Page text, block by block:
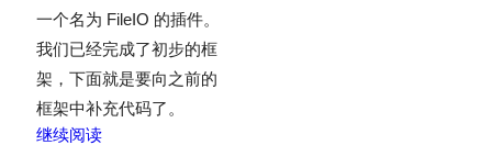
一个名为 FileIO 的插件。
我们已经完成了初步的框
架，下面就是要向之前的
框架中补充代码了。
继续阅读